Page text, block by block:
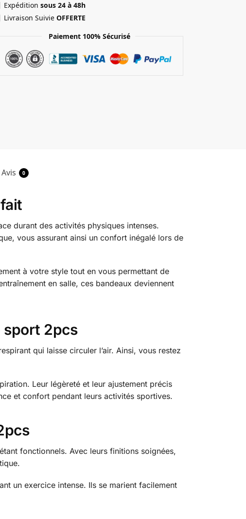
Expédition sous 24 à 48h
Livraison SuivieOFFERTE
Paiement 100% Sécurisé
Avis 0
durant des activités physiques intenses.
vous assurant ainsi un confort inégalé lors de
à votre style tout en vous permettant de
en salle, ces bandeaux deviennent
sport 2pcs
qui laisse circuler l’air. Ainsi, vous restez
Leur légèreté et leur ajustement précis
et confort pendant leurs activités sportives.
fonctionnels. Avec leurs finitions soignées,
un exercice intense. Ils se marient facilement